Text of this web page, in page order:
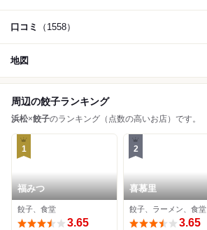
口コミ （1558）
地図
周辺の餃子ランキング
浜松×餃子のランキング（点数の高いお店）です。
1
福みつ
餃子、食堂
3.65
2
喜慕里
餃子、ラーメン、食堂
3.65